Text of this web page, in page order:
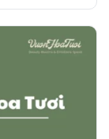
đơn giản là để